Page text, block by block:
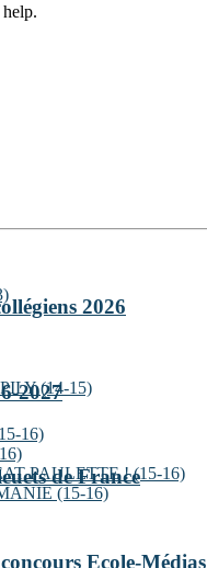
(14-15)
16)
PAULETTE ! (15-16)
(15-16)
2026
2027
de France
Ecole-